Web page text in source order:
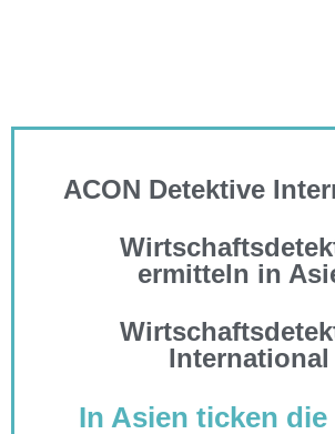
ACON Detektive
ermitteln in
International
In Asien ticken die